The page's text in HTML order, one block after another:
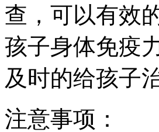
查，可以有效
孩子身体免疫
及时的给孩子
注意事项：